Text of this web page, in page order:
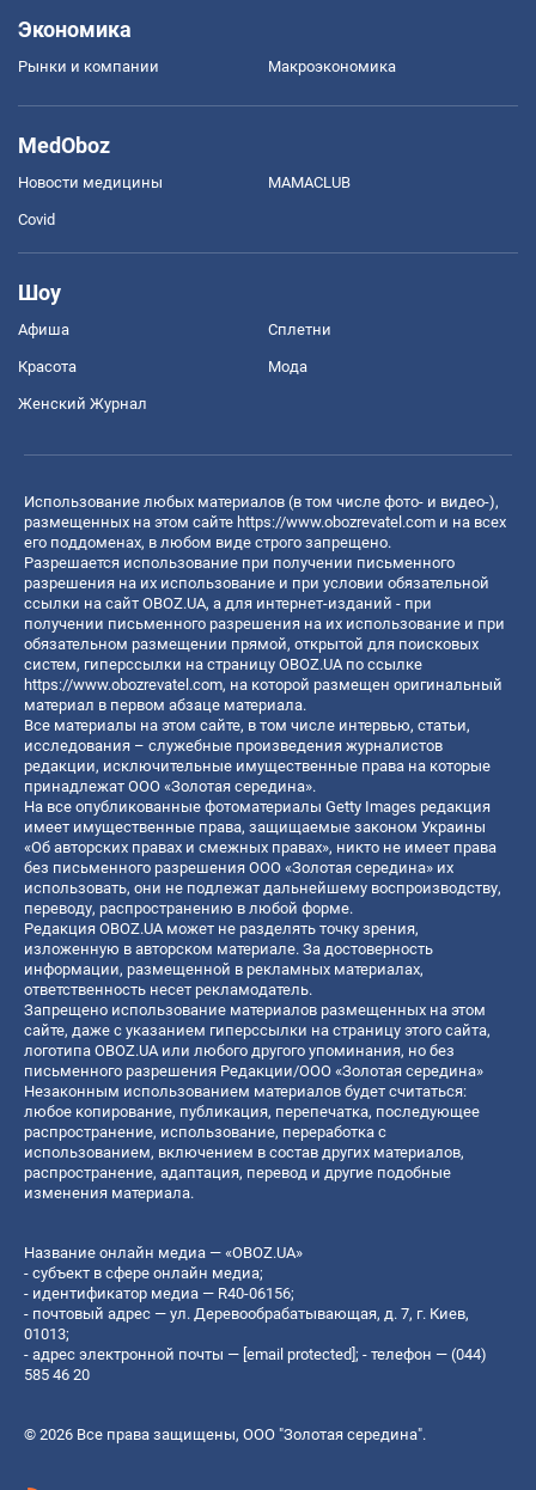
Экономика
Рынки и компании Mакроэкономика
MedOboz
Новости медицины MAMACLUB
Covid
Шоу
Афиша Сплетни
Красота Мода
Женский Журнал
Использование любых материалов (в том числе фото- и видео-),
размещенных на этом сайте https://www.obozrevatel.com и на всех
его поддоменах, в любом виде строго запрещено.
Разрешается использование при получении письменного
разрешения на их использование и при условии обязательной
ссылки на сайт OBOZ.UA, а для интернет-изданий - при
получении письменного разрешения на их использование и при
обязательном размещении прямой, открытой для поисковых
систем, гиперссылки на страницу OBOZ.UA по ссылке
https://www.obozrevatel.com, на которой размещен оригинальный
материал в первом абзаце материала.
Все материалы на этом сайте, в том числе интервью, статьи,
исследования – служебные произведения журналистов
редакции, исключительные имущественные права на которые
принадлежат ООО «Золотая середина».
На все опубликованные фотоматериалы Getty Images редакция
имеет имущественные права, защищаемые законом Украины
«Об авторских правах и смежных правах», никто не имеет права
без письменного разрешения ООО «Золотая середина» их
использовать, они не подлежат дальнейшему воспроизводству,
переводу, распространению в любой форме.
Редакция OBOZ.UA может не разделять точку зрения,
изложенную в авторском материале. За достоверность
информации, размещенной в рекламных материалах,
ответственность несет рекламодатель.
Запрещено использование материалов размещенных на этом
сайте, даже с указанием гиперссылки на страницу этого сайта,
логотипа OBOZ.UA или любого другого упоминания, но без
письменного разрешения Редакции/ООО «Золотая середина»
Незаконным использованием материалов будет считаться:
любое копирование, публикация, перепечатка, последующее
распространение, использование, переработка с
использованием, включением в состав других материалов,
распространение, адаптация, перевод и другие подобные
изменения материала.
Название онлайн медиа — «OBOZ.UA»
- субъект в сфере онлайн медиа;
- идентификатор медиа — R40-06156;
- почтовый адрес — ул. Деревообрабатывающая, д. 7, г. Киев,
01013;
- адрес электронной почты — [email protected]; - телефон — (044)
585 46 20
© 2026 Все права защищены, ООО "Золотая середина".